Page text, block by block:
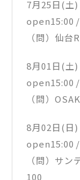
7月25日(土
open15:00
（問）仙
8月01日(土
open15:00
（問）
8月02日(日
open15:00
（問）サ
100